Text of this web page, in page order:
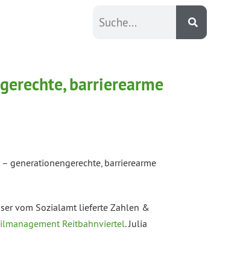
barrierearme
generationengerechte, barrierearme
vom Sozialamt lieferte Zahlen &
Reitbahnviertel. Julia